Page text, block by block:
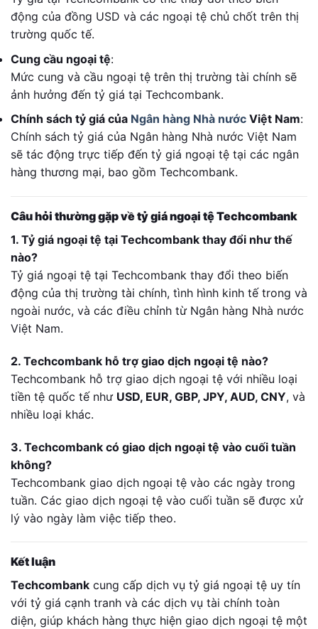
động của đồng USD và các ngoại tệ chủ chốt trên thị
trường quốc tế.
Cung cầu ngoại tệ:
Mức cung và cầu ngoại tệ trên thị trường tài chính sẽ
ảnh hưởng đến tỷ giá tại Techcombank.
Chính sách tỷ giá của Ngân hàng Nhà nước Việt Nam:
Chính sách tỷ giá của Ngân hàng Nhà nước Việt Nam
sẽ tác động trực tiếp đến tỷ giá ngoại tệ tại các ngân
hàng thương mại, bao gồm Techcombank.
Câu hỏi thường gặp về tỷ giá ngoại tệ Techcombank
1. Tỷ giá ngoại tệ tại Techcombank thay đổi như thế
nào?
Tỷ giá ngoại tệ tại Techcombank thay đổi theo biến
động của thị trường tài chính, tình hình kinh tế trong và
ngoài nước, và các điều chỉnh từ Ngân hàng Nhà nước
Việt Nam.
2. Techcombank hỗ trợ giao dịch ngoại tệ nào?
Techcombank hỗ trợ giao dịch ngoại tệ với nhiều loại
tiền tệ quốc tế như USD, EUR, GBP, JPY, AUD, CNY, và
nhiều loại khác.
3. Techcombank có giao dịch ngoại tệ vào cuối tuần
không?
Techcombank giao dịch ngoại tệ vào các ngày trong
tuần. Các giao dịch ngoại tệ vào cuối tuần sẽ được xử
lý vào ngày làm việc tiếp theo.
Kết luận
Techcombank cung cấp dịch vụ tỷ giá ngoại tệ uy tín
với tỷ giá cạnh tranh và các dịch vụ tài chính toàn
diện, giúp khách hàng thực hiện giao dịch ngoại tệ một